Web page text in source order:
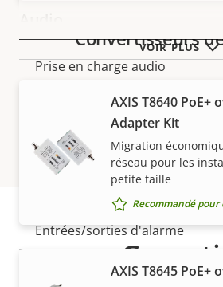
Description
Valeur de
propriété
Prise en charge audio
Intégration de systèmes
Description
de la
Valeur de
la
Détection audio
Anti-sabotage actif
Entrées/sorties d'alarme
Connecteurs en série
VOIR PLUS
Convertisseurs
AXIS T8640 PoE+
Adapter Kit
Migration
réseau pour les
petite taille
Recommandé pour
AXIS T8645 PoE+
AFFICHER LES PRODUITS